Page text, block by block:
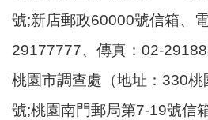
號;新店郵政60000號信箱、
29177777、傳真：02-
桃園市調查處（地址：330
號;桃園南門郵局第7-19號信